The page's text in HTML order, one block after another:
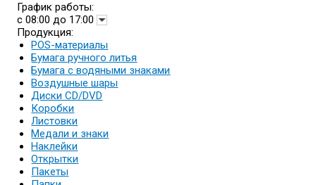
График работы:
с 08:00 до 17:00
Продукция:
POS-материалы
Бумага ручного литья
Бумага с водяными знаками
Воздушные шары
Диски CD/DVD
Коробки
Листовки
Медали и знаки
Наклейки
Открытки
Пакеты